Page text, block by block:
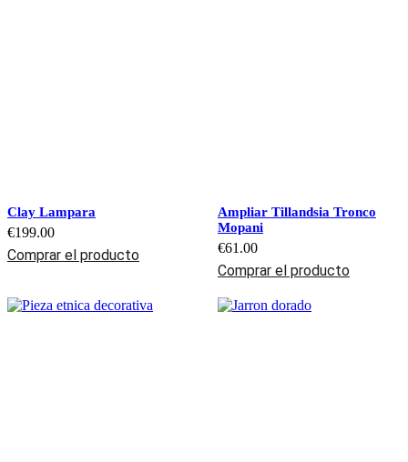
Clay Lampara
€199.00
Comprar el producto
Ampliar Tillandsia Tronco
Mopani
€61.00
Comprar el producto